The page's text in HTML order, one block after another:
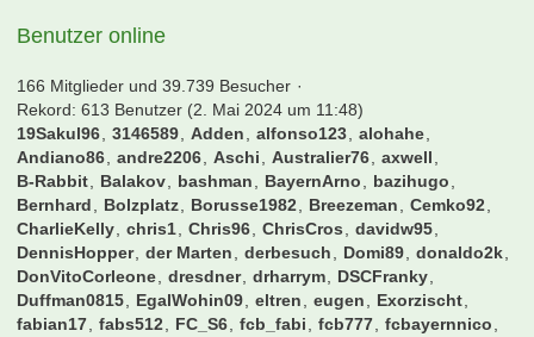
DFB Pokal dortmund
eintracht frankfurt
EM
fcb fc bayern fc bayern münchen Fck
frankfurt Frankreich gladbach halbfinale
hamburghsv kaiserslautern köln
leverkusen münchen Paris portugal
schalke schalke 04 sge stuttgart ticket